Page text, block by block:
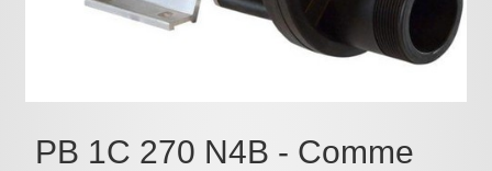
Composants électroniques
Contact
PB 1C 270 N4B - Comme